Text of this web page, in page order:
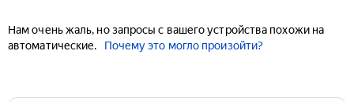
Нам очень жаль, но запросы с вашего устройства похожи на
автоматические.
Почему это могло произойти?